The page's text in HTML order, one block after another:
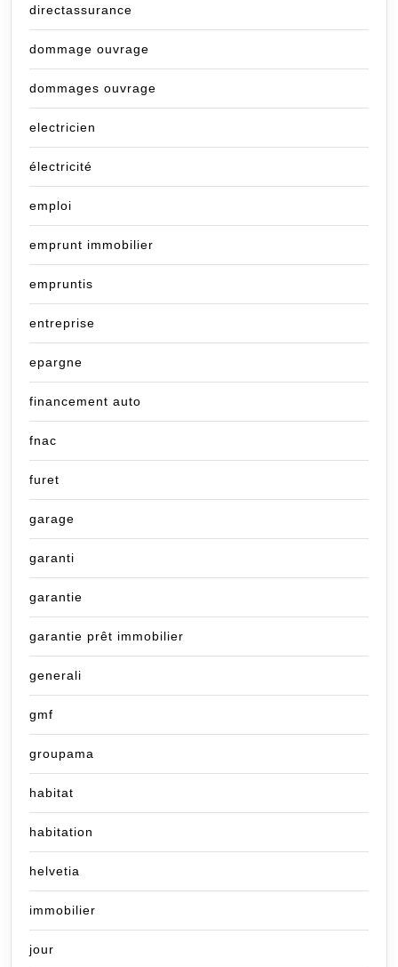
directassurance
dommage ouvrage
dommages ouvrage
electricien
électricité
emploi
emprunt immobilier
empruntis
entreprise
epargne
financement auto
fnac
furet
garage
garanti
garantie
garantie prêt immobilier
generali
gmf
groupama
habitat
habitation
helvetia
immobilier
jour